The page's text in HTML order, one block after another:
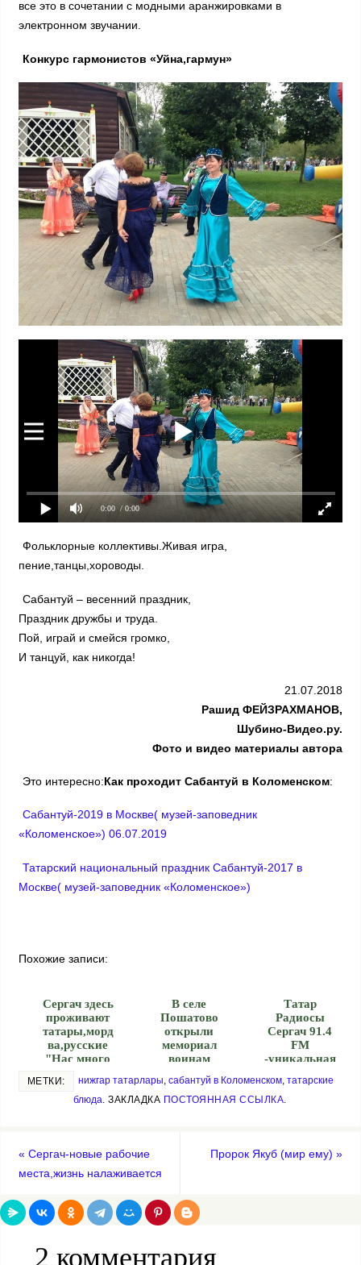
все это в сочетании с модными аранжировками в
электронном звучании.
Конкурс гармонистов «Уйна,гармун»
0:00 / 0:00
Фольклорные коллективы.Живая игра,
пение,танцы,хороводы.
Сабантуй – весенний праздник,
Праздник дружбы и труда.
Пой, играй и смейся громко,
И танцуй, как никогда!
21.07.2018
Рашид ФЕЙЗРАХМАНОВ,
Шубино-Видео.ру.
Фото и видео материалы автора
Это интересно:Как проходит Сабантуй в Коломенском:
Сабантуй-2019 в Москве( музей-заповедник
«Коломенское») 06.07.2019
Татарский национальный праздник Сабантуй-2017 в
Москве( музей-заповедник «Коломенское»)
Похожие записи:
Сергач здесь
проживают
татары,морд
ва,русские
"Нас много
В селе
Пошатово
открыли
мемориал
воинам
Отечественн
ой войны
Татар
Радиосы
Сергач 91.4
FM
-уникальная
я
МЕТКИ: нижгар татарлары, сабантуй в Коломенском, татарские
блюда. ЗАКЛАДКА ПОСТОЯННАЯ ССЫЛКА.
« Сергач-новые рабочие
места,жизнь налаживается
Пророк Якуб (мир ему)»
2 комментария